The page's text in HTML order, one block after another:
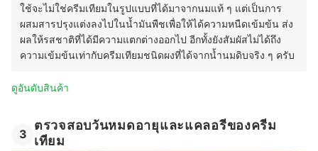
ใช้จะไม่ใช่ครีมเทียมในรูปแบบที่ได้มาจากนมแท้ ๆ แต่เป็นการ
ผสมสารปรุงแต่งลงไปในน้ำมันพืชเพื่อให้ได้ความหนืดเข้มข้น ส่ง
ผลให้รสชาติที่ได้มีความแตกต่างออกไป อีกทั้งยังสัมผัสไม่ได้ถึง
ความเข้มข้นเท่ากับครีมเทียมชนิดผงที่ได้จากน้ำนมดิบจริง ๆ ครับ
ดูอันดับสินค้า
3
ตรวจสอบวันหมดอายุและแคลอรีของครีม
เทียม